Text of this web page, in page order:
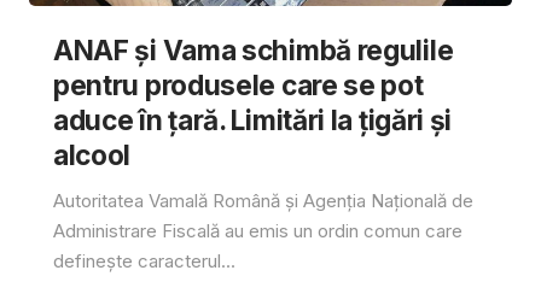
ANAF și Vama schimbă regulile
pentru produsele care se pot
aduce în țară. Limitări la țigări și
alcool
Autoritatea Vamală Română și Agenția Națională de
Administrare Fiscală au emis un ordin comun care
definește caracterul...